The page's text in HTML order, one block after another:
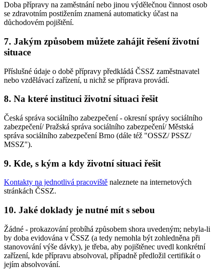
Doba přípravy na zaměstnání nebo jinou výdělečnou činnost osob
se zdravotním postižením znamená automaticky účast na
důchodovém pojištění.
7. Jakým způsobem můžete zahájit řešení životní
situace
Příslušné údaje o době přípravy předkládá ČSSZ zaměstnavatel
nebo vzdělávací zařízení, u nichž se příprava provádí.
8. Na které instituci životní situaci řešit
Česká správa sociálního zabezpečení - okresní správy sociálního
zabezpečení/ Pražská správa sociálního zabezpečení/ Městská
správa sociálního zabezpečení Brno (dále též "OSSZ/ PSSZ/
MSSZ").
9. Kde, s kým a kdy životní situaci řešit
Kontakty na jednotlivá pracoviště naleznete na internetových
stránkách ČSSZ.
10. Jaké doklady je nutné mít s sebou
Žádné - prokazování probíhá způsobem shora uvedeným; nebyla-li
by doba evidována v ČSSZ (a tedy nemohla být zohledněna při
stanovování výše dávky), je třeba, aby pojištěnec uvedl konkrétní
zařízení, kde přípravu absolvoval, případně předložil certifikát o
jejím absolvování.